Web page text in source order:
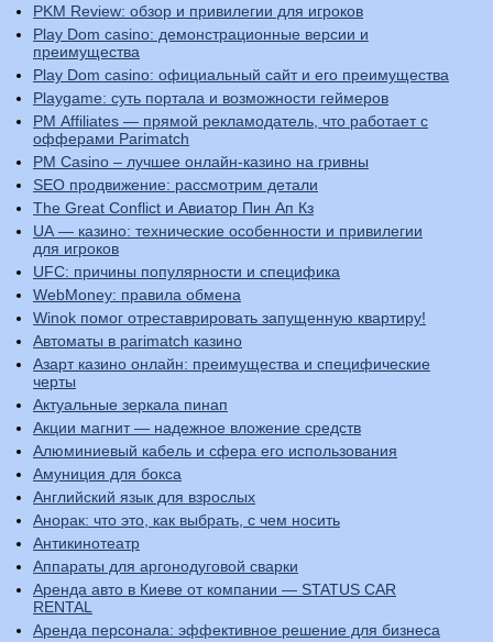
PKM Review: обзор и привилегии для игроков
Play Dom casino: демонстрационные версии и
преимущества
Play Dom casino: официальный сайт и его преимущества
Playgame: суть портала и возможности геймеров
PM Affiliates — прямой рекламодатель, что работает с
офферами Parimatch
PM Casino – лучшее онлайн-казино на гривны
SEO продвижение: рассмотрим детали
The Great Conflict и Авиатор Пин Ап Кз
UA — казино: технические особенности и привилегии
для игроков
UFC: причины популярности и специфика
WebMoney: правила обмена
Winok помог отреставрировать запущенную квартиру!
Автоматы в parimatch казино
Азарт казино онлайн: преимущества и специфические
черты
Актуальные зеркала пинап
Акции магнит — надежное вложение средств
Алюминиевый кабель и сфера его использования
Амуниция для бокса
Английский язык для взрослых
Анорак: что это, как выбрать, с чем носить
Антикинотеатр
Аппараты для аргонодуговой сварки
Аренда авто в Киеве от компании — STATUS CAR
RENTAL
Аренда персонала: эффективное решение для бизнеса